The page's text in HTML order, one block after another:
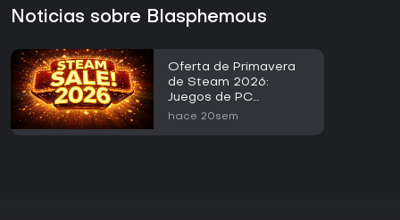
Noticias sobre Blasphemous
Oferta de Primavera
de Steam 2026:
Juegos de PC
Destacados por Menos
hace 20sem